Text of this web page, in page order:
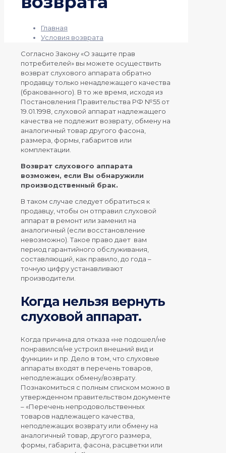
Главная
Условия возврата
Согласно Закону «О защите прав
потребителей» вы можете осуществить
возврат слухового аппарата обратно
продавцу только ненадлежащего качества
(бракованного). В то же время, исходя из
Постановления Правительства РФ №55 от
19.01.1998, слуховой аппарат надлежащего
качества не подлежит возврату, обмену на
аналогичный товар другого фасона,
размера, формы, габаритов или
комплектации.
Возврат слухового аппарата
возможен, если Вы обнаружили
производственный брак.
В таком случае следует обратиться к
продавцу, чтобы он отправил слуховой
аппарат в ремонт или заменил на
аналогичный (если восстановление
невозможно). Такое право дает вам
период гарантийного обслуживания,
составляющий, как правило, до года –
точную цифру устанавливают
производители.
Когда нельзя вернуть
слуховой аппарат.
Когда причина для отказа «не подошел/не
понравился/не устроил внешний вид и
функции» и пр. Дело в том, что слуховые
аппараты входят в перечень товаров,
неподлежащих обмену/возврату.
Познакомиться с полным списком можно в
утвержденном правительством документе
– «Перечень непродовольственных
товаров надлежащего качества,
неподлежащих возврату или обмену на
аналогичный товар, другого размера,
формы, габарита, фасона, расцветки или